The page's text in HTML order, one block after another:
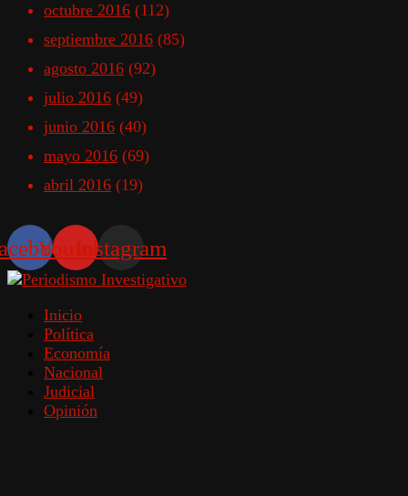
octubre 2016 (112)
septiembre 2016 (85)
agosto 2016 (92)
julio 2016 (49)
junio 2016 (40)
mayo 2016 (69)
abril 2016 (19)
YoutubeInstagram
Inicio
Política
Economía
Nacional
Judicial
Opinión